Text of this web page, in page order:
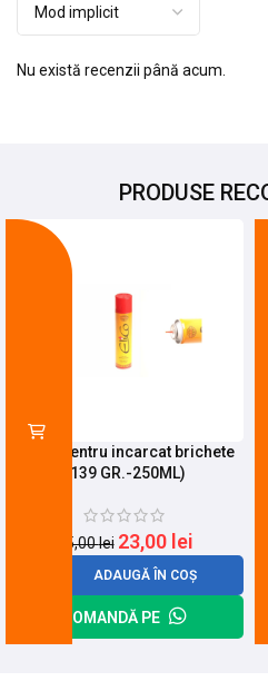
Nu există recenzii până acum.
PRODUSE
Spray pentru incarcat brichete
(139 GR.-250ML)
25,00lei 23,00 lei
ADAUGĂ ÎN COȘ
COMANDĂ PE